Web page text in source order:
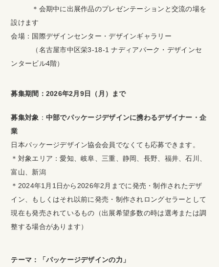
＊会期中に出展作品のプレゼンテーションと交流の場を
設けます
会場：国際デザインセンター・デザインギャラリー
（名古屋市中区栄3-18-1 ナディアパーク・デザインセ
ンタービル4階）
募集期間：2026年2月9日（月）まで
募集対象 ： 中部でパッケージデザインに携わるデザイナー・企
業
日本パッケージデザイン協会会員でなくても応募できます。
＊対象エリア：愛知、岐阜、三重、静岡、長野、福井、石川、
富山、新潟
＊2024年1月1日から2026年2月までに発売・制作されたデザ
イン、もしくはそれ以前に発売・制作されロングセラーとして
現在も発売されているもの（出展希望多数の時は選考または調
整する場合があります）
テーマ：「パッケージデザインの力」